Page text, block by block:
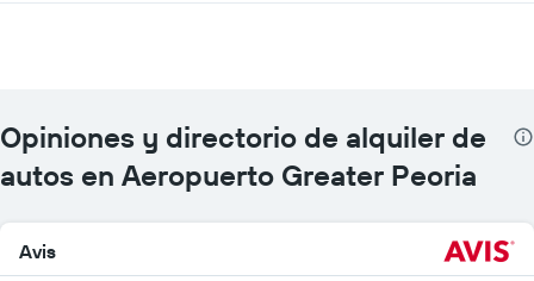
Opiniones y directorio de alquiler de
autos en Aeropuerto Greater Peoria
Avis